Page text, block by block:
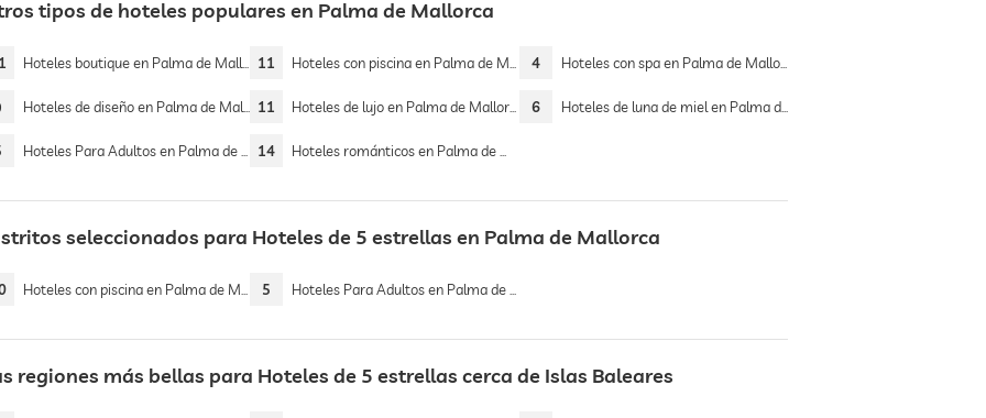
tipos de hoteles populares en Palma de Mallorca
Hoteles boutique en Palma de Mallorca 11 Hoteles con piscina en Palma de Mallorca 4 Hoteles con spa en Palma de Mallorca
Hoteles de diseño en Palma de Mallorca 11 Hoteles de lujo en Palma de Mallorca 6 Hoteles de luna de miel en Palma de Mallorca
Hoteles Para Adultos en Palma de Mallorca 14 Hoteles románticos en Palma de Mallorca
seleccionados para Hoteles de 5 estrellas en Palma de Mallorca
Hoteles con piscina en Palma de Mallorca - Centro Histórico 5 Hoteles Para Adultos en Palma de Mallorca - Centro Histórico
regiones más bellas para Hoteles de 5 estrellas cerca de Islas Baleares